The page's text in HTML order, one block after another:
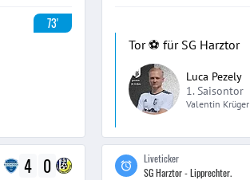
73'
Tor ⚽️ für SG Harztor
Luca Pezely
1. Saisontor
Valentin Krüger
4 0
Liveticker
SG Harztor - Lipprechter.